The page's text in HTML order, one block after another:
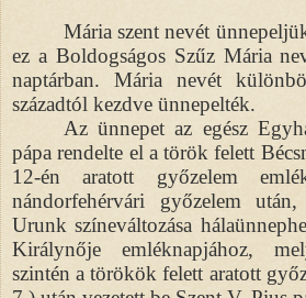
Mária szent nevét
ez a Boldogságos Szűz Mária
naptárban. Mária nevét
századtól kezdve ünnepelték.
Az ünnepet az egész
pápa rendelte el a török felett
12-én aratott győzelem
nándorfehérvári győzelem
Urunk színeváltozása
Királynője emléknapjához,
szintén a törökök felett aratott